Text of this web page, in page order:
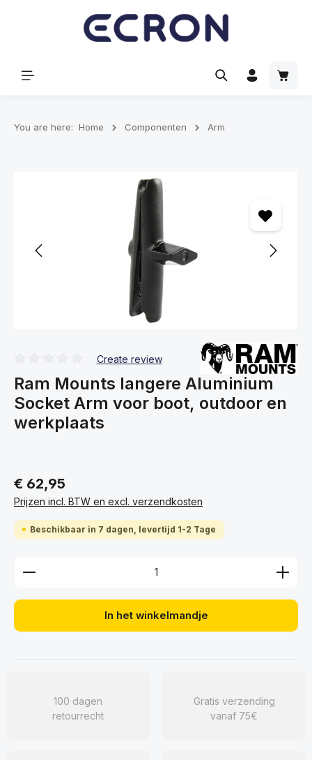
You are here: Home Componenten Arm
Afbeeldingengalerij overslaan
Gemiddelde waardering van 0 van 5 sterren
Create review
Ram Mounts langere Aluminium
Socket Arm voor boot, outdoor en
werkplaats
€ 62,95
Prijzen incl. BTW en excl. verzendkosten
Beschikbaar in 7 dagen, levertijd 1-2 Tage
Producthoeveelheid: Voer de gewenste
In het winkelmandje
100 dagen
retourrecht
Gratis verzending
vanaf 75€